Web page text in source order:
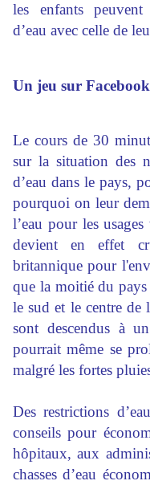
les enfants
d’eau avec celle de
Un jeu sur Facebook
Le cours de 30
sur la situation des
d’eau dans le pays,
pourquoi on leur
l’eau pour les
devient en effet
britannique pour
que la moitié du pays
le sud et le centre de
sont descendus à
pourrait même se
malgré les fortes
Des restrictions
conseils pour
hôpitaux, aux
chasses d’eau